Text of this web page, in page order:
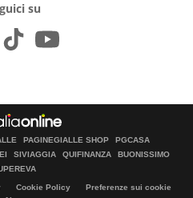
su
PAGINEGIALLE SHOP
PGCASA
SIVIAGGIA QUIFINANZA
BUONISSIMO
Cookie Policy
Preferenze sui cookie